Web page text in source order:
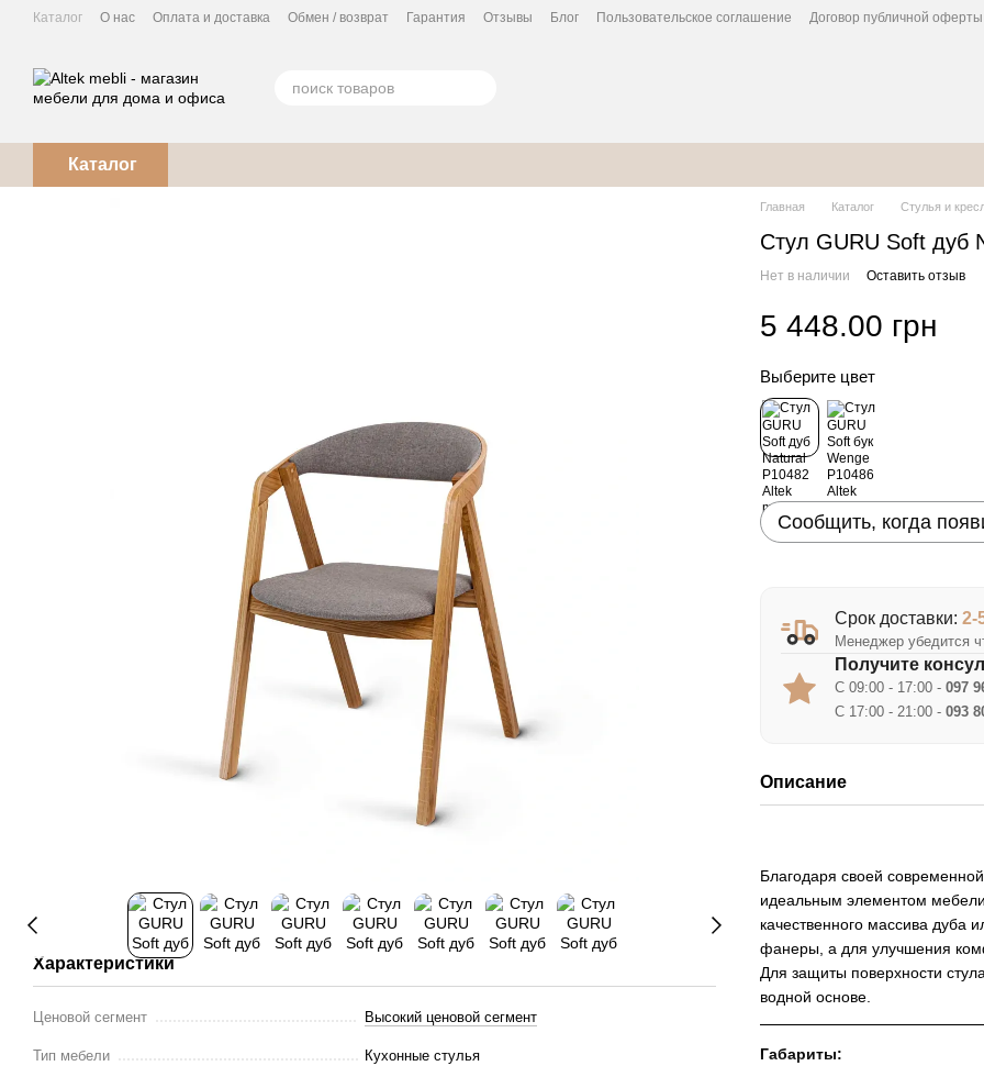
Перейти к основному контенту
Каталог О нас Оплата и доставка Обмен / возврат Гарантия Отзывы Блог Пользовательское соглашение Договор публичной оферты
Каталог
Характеристики
Ценовой сегмент Высокий ценовой сегмент
Тип мебели Кухонные стулья
Главная Каталог Стулья и
Стул GURU Soft дуб
Нет в наличии Оставить отзыв
5 448.00 грн
Выберите цвет
Сообщить, когда
Срок доставки: 2-
Менеджер убедится
Получите
С 09:00 - 17:00 - 097
С 17:00 - 21:00 - 093
Описание
Благодаря своей
идеальным элементом
качественного массива дуба
фанеры, а для улучшения
Для защиты поверхности
водной основе.
Габариты: